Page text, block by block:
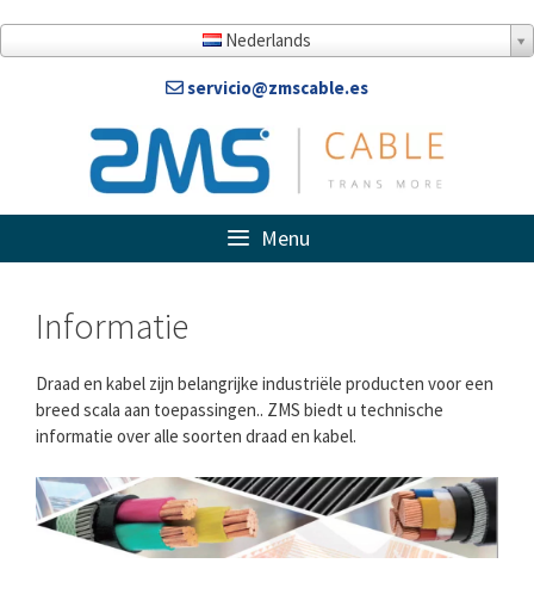
artikel
Nederlands
servicio@zmscable.es
Menu
Informatie
Draad en kabel zijn belangrijke industriële producten voor een
breed scala aan toepassingen.. ZMS biedt u technische
informatie over alle soorten draad en kabel.